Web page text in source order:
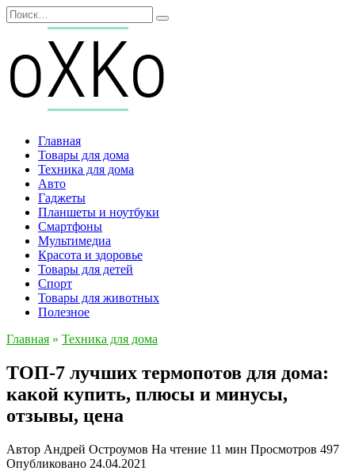
Перейти
к
содержанию
Search
for:
Главная
Товары для дома
Техника для дома
Авто
Гаджеты
Планшеты и ноутбуки
Смартфоны
Мультимедиа
Красота и здоровье
Товары для детей
Спорт
Товары для животных
Полезное
Главная » Техника для дома
ТОП-7 лучших термопотов для дома:
какой купить, плюсы и минусы,
отзывы, цена
Автор Андрей Остроумов На чтение 11 мин Просмотров 497
Опубликовано 24.04.2021